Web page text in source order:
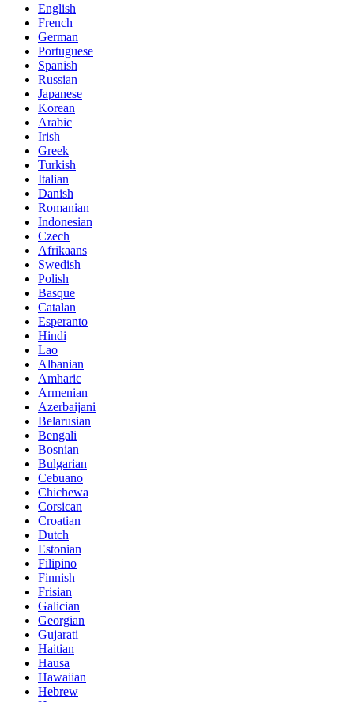
English
French
German
Portuguese
Spanish
Russian
Japanese
Korean
Arabic
Irish
Greek
Turkish
Italian
Danish
Romanian
Indonesian
Czech
Afrikaans
Swedish
Polish
Basque
Catalan
Esperanto
Hindi
Lao
Albanian
Amharic
Armenian
Azerbaijani
Belarusian
Bengali
Bosnian
Bulgarian
Cebuano
Chichewa
Corsican
Croatian
Dutch
Estonian
Filipino
Finnish
Frisian
Galician
Georgian
Gujarati
Haitian
Hausa
Hawaiian
Hebrew